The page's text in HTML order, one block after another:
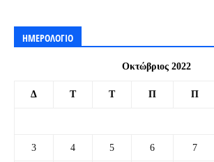
ΗΜΕΡΟΛΟΓΙΟ
Οκτώβριος 2022
Δ Τ Τ Π Π
3 4 5 6 7